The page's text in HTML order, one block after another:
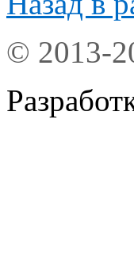
© 2013-